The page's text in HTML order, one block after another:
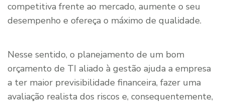
competitiva frente ao mercado, aumente o seu
desempenho e ofereça o máximo de qualidade.
Nesse sentido, o planejamento de um bom
orçamento de TI aliado à gestão ajuda a empresa
a ter maior previsibilidade financeira, fazer uma
avaliação realista dos riscos e, consequentemente,